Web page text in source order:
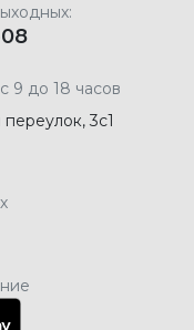
08
9 до 18 часов
3с1